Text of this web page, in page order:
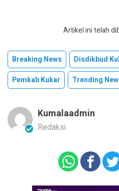
Artikel ini telah
Breaking News Disdikbud
Pemkab Kukar
Trending
Kumalaadmin
Redaksi